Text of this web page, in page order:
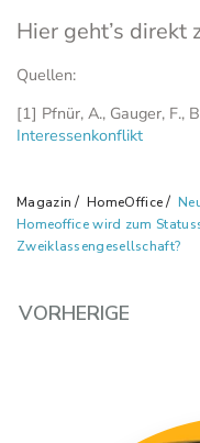
Hier geht’s direkt
Quellen:
[1] Pfnür, A., Gauger, F.,
Interessenkonflikt
Magazin HomeOffice
Homeoffice wird zum
Zweiklassengesellschaft?
VORHERIGE